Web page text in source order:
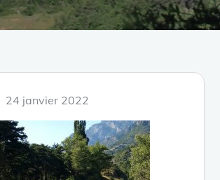
Posted
on
24 janvier 2022